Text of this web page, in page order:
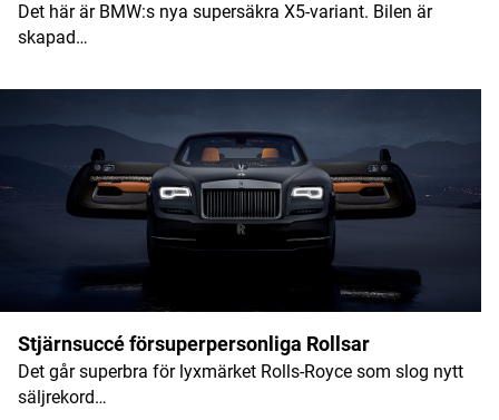
E-postadress
Det här är BMW:s nya supersäkra X5-variant. Bilen är
skapad…
Stjärnsuccé försuperpersonliga Rollsar
Det går superbra för lyxmärket Rolls-Royce som slog nytt
säljrekord…